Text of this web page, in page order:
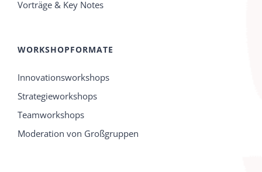
Vorträge & Key Notes
WORKSHOPFORMATE
Innovationsworkshops
Strategieworkshops
Teamworkshops
Moderation von Großgruppen